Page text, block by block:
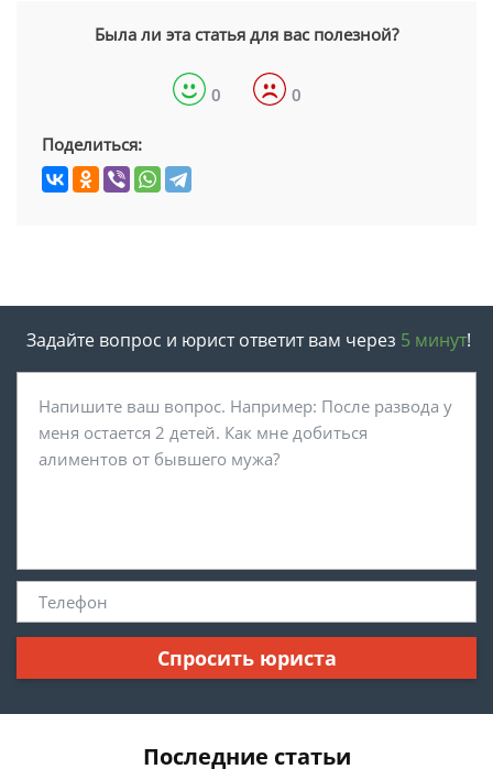
Была ли эта статья для вас полезной?
0 0
Поделиться:
Задайте вопрос и юрист ответит вам через 5 минут!
Спросить юриста
Последние статьи